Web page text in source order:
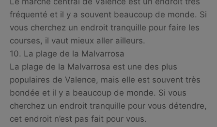
fréquenté et il y a souvent beaucoup de monde. Si
vous cherchez un endroit tranquille pour faire les
courses, il vaut mieux aller ailleurs.
10. La plage de la Malvarrosa
La plage de la Malvarrosa est une des plus
populaires de Valence, mais elle est souvent très
bondée et il y a beaucoup de monde. Si vous
cherchez un endroit tranquille pour vous détendre,
cet endroit n’est pas fait pour vous.